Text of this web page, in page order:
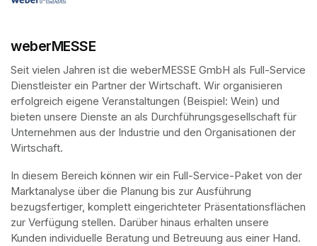
weberMESSE
Seit vielen Jahren ist die weberMESSE GmbH als Full-Service
Dienstleister ein Partner der Wirtschaft. Wir organisieren
erfolgreich eigene Veranstaltungen (Beispiel: Wein) und
bieten unsere Dienste an als Durchführungsgesellschaft für
Unternehmen aus der Industrie und den Organisationen der
Wirtschaft.
In diesem Bereich können wir ein Full-Service-Paket von der
Marktanalyse über die Planung bis zur Ausführung
bezugsfertiger, komplett eingerichteter Präsentationsflächen
zur Verfügung stellen. Darüber hinaus erhalten unsere
Kunden individuelle Beratung und Betreuung aus einer Hand.